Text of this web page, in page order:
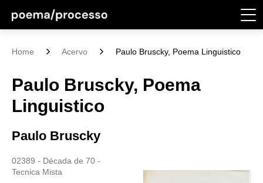
Home Acervo Paulo Bruscky, Poema Linguistico
Paulo Bruscky, Poema
Linguistico
Paulo Bruscky
02389 - Década de 70 -
Tecnica Mista